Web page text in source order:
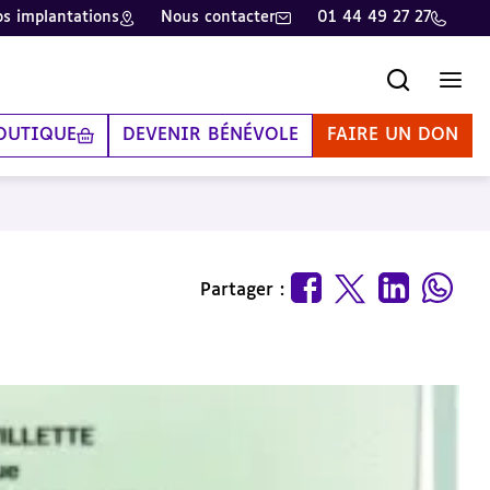
implantations Nous contacter 01 44 49 27 27
DEVENIR BÉNÉVOLE FAIRE UN DON
Partager :